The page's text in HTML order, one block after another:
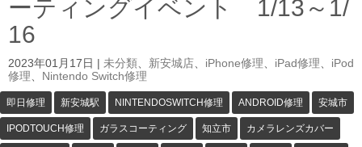
ーティングイベント 1/13～1/
16
2023年01月17日 未分類 新安城店 iPhone修理 iPad修理
iPod
修理
Nintendo Switch修理
即日修理 新安城駅 NINTENDOSWITCH修理 ANDROID修理 安城市
IPODTOUCH修理 ガラスコーティング 知立市 カメラレンズカバー